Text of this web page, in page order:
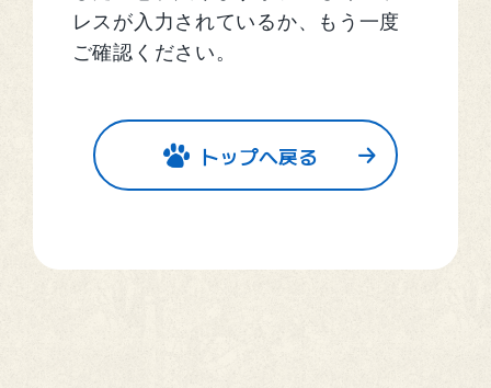
レスが入力されているか、もう一度
ご確認ください。
トップへ戻る